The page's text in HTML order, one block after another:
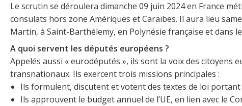
Le scrutin se déroulera dimanche 09 juin 2024 en France
consulats hors zone Amériques et Caraïbes. Il aura lieu
Martin, à Saint-Barthélemy, en Polynésie française et dans
A quoi servent les députés européens ?
Appelés aussi « eurodéputés », ils sont la voix des
transnationaux. Ils exercent trois missions principales :
Ils formulent, discutent et votent des textes de loi
Ils approuvent le budget annuel de l’UE, en lien avec le